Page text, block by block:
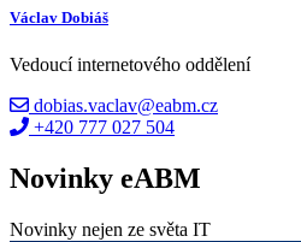
Václav Dobiáš
Vedoucí internetového oddělení
dobias.vaclav@eabm.cz
+420 777 027 504
Novinky eABM
Novinky nejen ze světa IT